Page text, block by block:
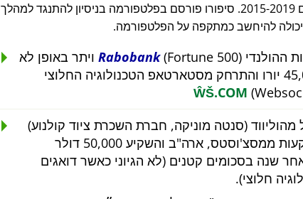
בעקבות מתקפה על עסקו בין השנים 2015-2019. סיפורו פורסם בפלטפורמה בניסיון להתנגד למהלך
להיחשב כמתקפה על הפלטפורמה.
Rabobank (Fortune 500) ויתר באופן לא
ŴŠ.COM
(סנטה מוניקה, חברת השכרת ציוד קולנוע)
יצר קשר בשם בנקאי השקעות ממסצ'וסטס, ארה"ב והשקיע 50,000 דולר
שנה בסכומים קטנים (לא הגיוני כאשר דואגים
חלוצי).